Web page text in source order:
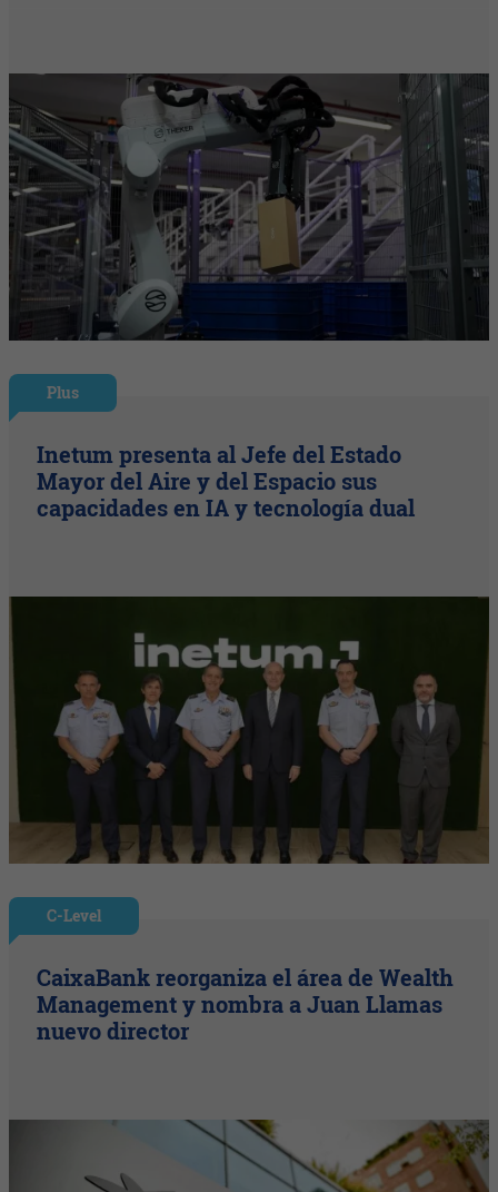
Plus
Inetum presenta al Jefe del Estado
Mayor del Aire y del Espacio sus
capacidades en IA y tecnología dual
C-Level
CaixaBank reorganiza el área de Wealth
Management y nombra a Juan Llamas
nuevo director